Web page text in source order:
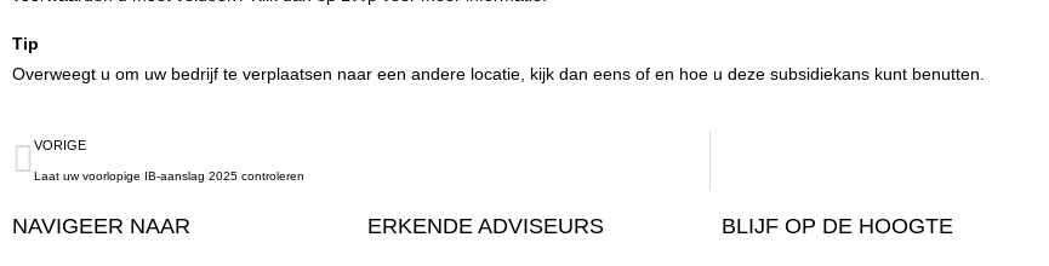
Tip
Overweegt u om uw bedrijf te verplaatsen naar een andere locatie, kijk dan eens of en hoe u deze subsidiekans kunt benutten.
VORIGE
Laat uw voorlopige IB-aanslag 2025 controleren
NAVIGEER NAAR ERKENDE ADVISEURS BLIJF OP DE HOOGTE